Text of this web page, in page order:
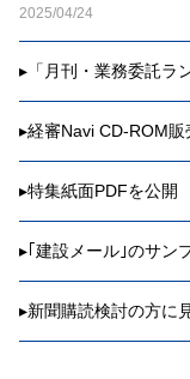
2025/04/24
▸ 「月刊・業務委託
▸経審Navi CD-ROM販
▸特集紙面PDFを公開
▸ ｢建設メール｣のサン
▸新聞購読検討の方に